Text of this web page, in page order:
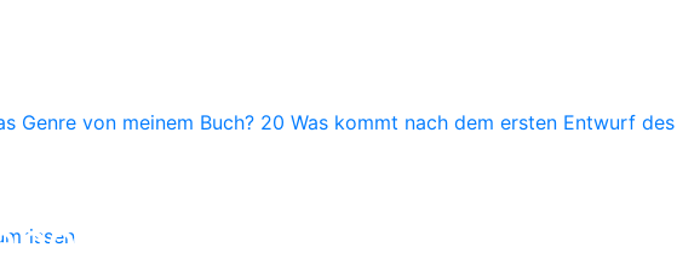
Genre von meinem Buch? 20 Was kommt nach dem ersten Entwurf des
des Schreibens